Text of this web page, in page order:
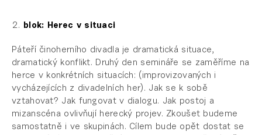
blok: Herec v situaci
Páteří činoherního divadla je dramatická situace,
dramatický konflikt. Druhý den semináře se zaměříme na
herce v konkrétních situacích: (improvizovaných i
vycházejících z divadelních her). Jak se k sobě
vztahovat? Jak fungovat v dialogu. Jak postoj a
mizanscéna ovlivňují herecký projev. Zkoušet budeme
samostatně i ve skupinách. Cílem bude opět dostat se